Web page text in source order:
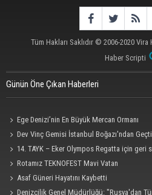
Tüm Hakları Saklıdır © 2006-2020 Vira
Haber Scripti
Günün Öne Çıkan Haberleri
Ege Denizi’nin En Büyük Mercan Ormanı
Dev Vinç Gemisi İstanbul Boğazı'ndan Geçti
14. TAYK – Eker Olympos Regatta için geri
Rotamız TEKNOFEST Mavi Vatan
Asaf Güneri Hayatını Kaybetti
Denizcilik Genel Müdürlüğü: "Rusya'dan